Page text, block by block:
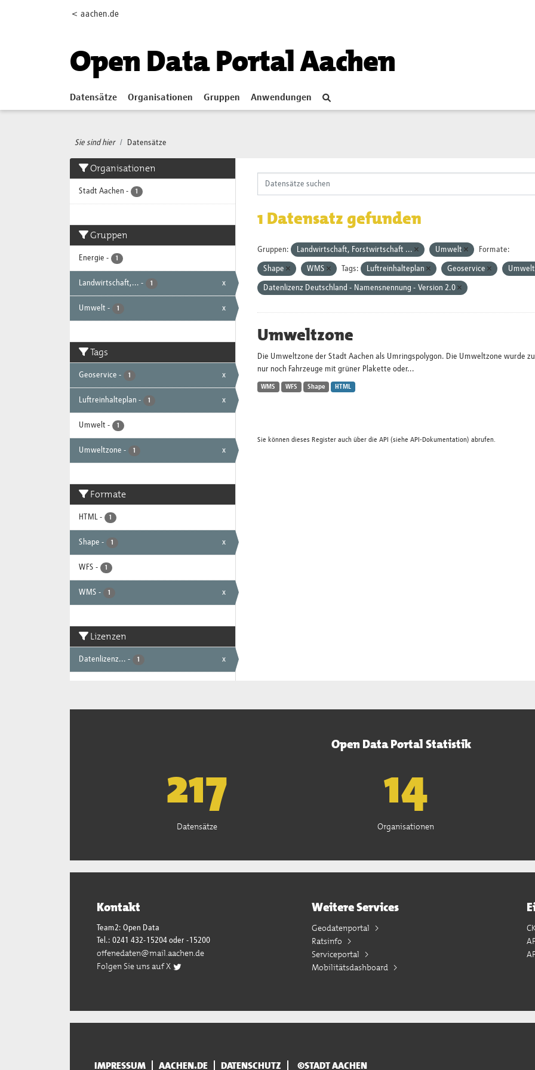
< aachen.de
Open Data Portal Aachen
Datensätze Organisationen Gruppen Anwendungen
Sie sind hier Datensätze
Organisationen
Stadt Aachen - 1
Gruppen
Energie - 1
Landwirtschaft,... - 1 x
Umwelt - 1 x
Tags
Geoservice - 1 x
Luftreinhalteplan - 1 x
Umwelt - 1
Umweltzone - 1 x
Formate
HTML - 1
Shape - 1 x
WFS - 1
WMS - 1 x
Lizenzen
Datenlizenz... - 1 x
1 Datensatz gefunden
Gruppen: Landwirtschaft, Forstwirtschaft ... Umwelt Formate:
Shape WMS Tags: Luftreinhalteplan Geoservice
Datenlizenz Deutschland - Namensnennung - Version 2.0
Umweltzone
Die Umweltzone der Stadt Aachen als Umringspolygon. Die Umweltzone wurde
nur noch Fahrzeuge mit grüner Plakette oder...
WMS WFS Shape HTML
Sie können dieses Register auch über die API (siehe API-Dokumentation) abrufen.
Open Data Portal Statistik
221
Datensätze
15
Organisationen
Kontakt
Team2: Open Data
Tel.: 0241 432-15204 oder -15200
offenedaten@mail.aachen.de
Folgen Sie uns auf X
Weitere Services
Geodatenportal
Ratsinfo
Serviceportal
Mobilitätsdashboard
IMPRESSUM AACHEN.DE DATENSCHUTZ ©STADT AACHEN